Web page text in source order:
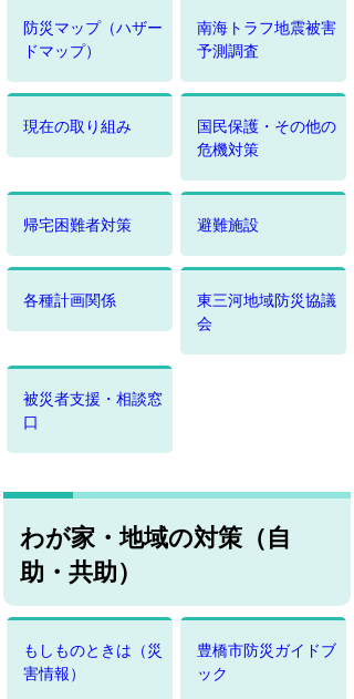
防災マップ（ハザー
ドマップ）
南海トラフ地震被害
予測調査
現在の取り組み
国民保護・その他の
危機対策
帰宅困難者対策 避難施設
各種計画関係
東三河地域防災協議
会
被災者支援・相談窓
口
わが家・地域の対策（自
助・共助）
もしものときは（災
害情報）
豊橋市防災ガイドブ
ック